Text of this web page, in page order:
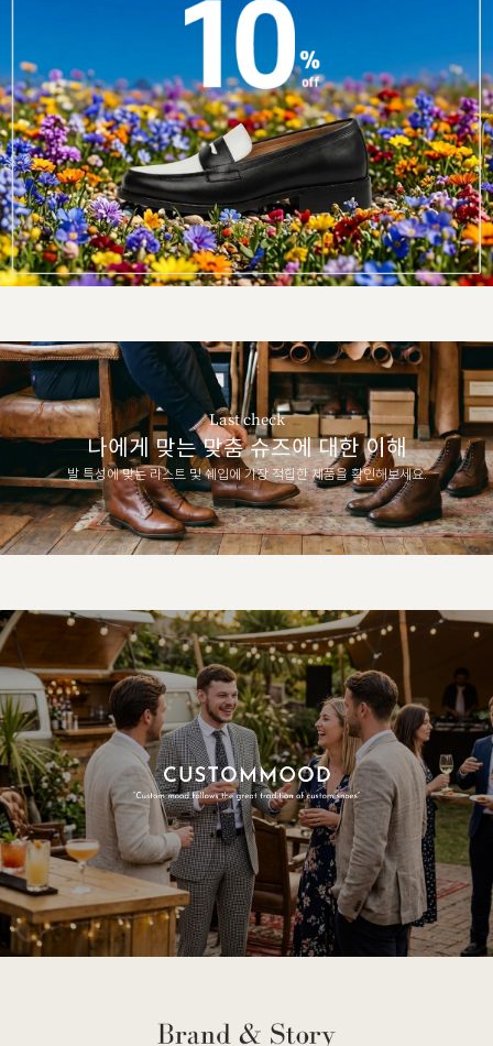
Last check
나에게 맞는 맞춤 슈즈에 대한 이해
발 특성에 맞는 라스트 및 쉐입에 가장 적합한 제품을 확인해보세요.